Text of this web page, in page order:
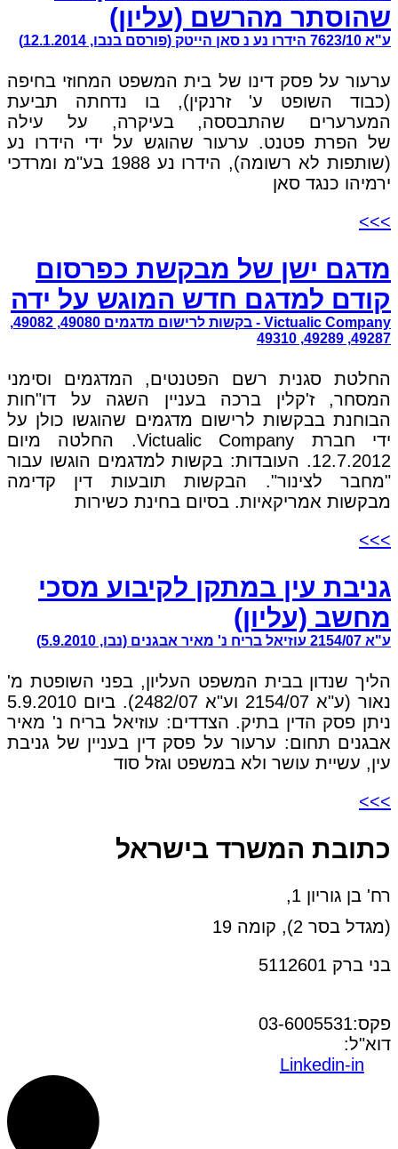
שהוסתר מהרשם (עליון)
ע"א 7623/10 הידרו נע נ סאן הייטק (פורסם בנבו, 12.1.2014)
ערעור על פסק דינו של בית המשפט המחוזי בחיפה
(כבוד השופט ע' זרנקין), בו נדחתה תביעת
המערערים שהתבססה, בעיקרה, על עילה
של הפרת פטנט. ערעור שהוגש על ידי הידרו נע
(שותפות לא רשומה), הידרו נע 1988 בע"מ ומרדכי
ירמיהו כנגד סאן
>>>
מדגם ישן של מבקשת כפרסום
קודם למדגם חדש המוגש על ידה
Victualic Company - בקשות לרישום מדגמים 49080, 49082,
49287, 49289, 49310
החלטת סגנית רשם הפטנטים, המדגמים וסימני
המסחר, ז'קלין ברכה בעניין השגה על דו"חות
הבוחנת בבקשות לרישום מדגמים שהוגשו כולן על
ידי חברת Victualic Company. החלטה מיום
12.7.2012. העובדות: בקשות למדגמים הוגשו עבור
"מחבר לצינור". הבקשות תובעות דין קדימה
מבקשות אמריקאיות. בסיום בחינת כשירות
>>>
גניבת עין במתקן לקיבוע מסכי
מחשב (עליון)
ע"א 2154/07 עוזיאל בריח נ' מאיר אבגנים (נבו, 5.9.2010)
הליך שנדון בבית המשפט העליון, בפני השופטת מ'
נאור (ע"א 2154/07 וע"א 2482/07). ביום 5.9.2010
ניתן פסק הדין בתיק. הצדדים: עוזיאל בריח נ' מאיר
אבגנים תחום: ערעור על פסק דין בעניין של גניבת
עין, עשיית עושר ולא במשפט וגזל סוד
>>>
כתובת המשרד בישראל
רח' בן גוריון 1,
(מגדל בסר 2), קומה 19
בני ברק 5112601
פקס:03-6005531
דוא"ל:
Linkedin-in